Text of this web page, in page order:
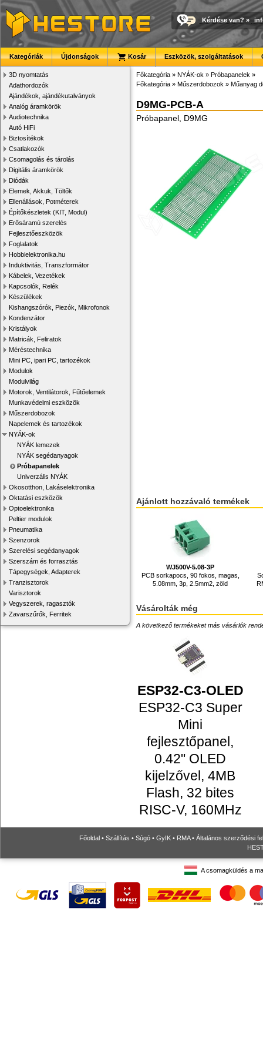
Kérdése van? »
Kategóriák Újdonságok Kosár Eszközök, szolgáltatások
3D nyomtatás
Adathordozók
Ajándékok, ajándékutalványok
Analóg áramkörök
Audiotechnika
Autó HiFi
Biztosítékok
Csatlakozók
Csomagolás és tárolás
Digitális áramkörök
Diódák
Elemek, Akkuk, Töltők
Ellenállások, Potméterek
Építőkészletek (KIT, Modul)
Erősáramú szerelés
Fejlesztőeszközök
Foglalatok
Hobbielektronika.hu
Induktivitás, Transzformátor
Kábelek, Vezetékek
Kapcsolók, Relék
Készülékek
Kishangszórók, Piezók, Mikrofonok
Kondenzátor
Kristályok
Matricák, Feliratok
Méréstechnika
Mini PC, ipari PC, tartozékok
Modulok
Modulvilág
Motorok, Ventilátorok, Fűtőelemek
Munkavédelmi eszközök
Műszerdobozok
Napelemek és tartozékok
NYÁK-ok
NYÁK lemezek
NYÁK segédanyagok
Próbapanelek
Univerzális NYÁK
Okosotthon, Lakáselektronika
Oktatási eszközök
Optoelektronika
Peltier modulok
Pneumatika
Szenzorok
Szerelési segédanyagok
Szerszám és forrasztás
Tápegységek, Adapterek
Tranzisztorok
Varisztorok
Vegyszerek, ragasztók
Zavarszűrők, Ferritek
Főkategória » NYÁK-ok » Próbapanelek »
Főkategória » Műszerdobozok » Műanyag
D9MG-PCB-A
Próbapanel, D9MG
Ajánlott hozzávaló termékek
WJ500V-5.08-3P
PCB sorkapocs, 90 fokos, magas,
5.08mm, 3p, 2.5mm2, zöld
Vásárolták még
A következő termékeket más vásárlók
ESP32-C3-OLED
ESP32-C3 Super
Mini
fejlesztőpanel,
0.42" OLED
kijelzővel, 4MB
Flash, 32 bites
RISC-V, 160MHz
Főoldal • Szállítás • Súgó • GyIK • RMA• Általános szerződési
A csomagküldés a